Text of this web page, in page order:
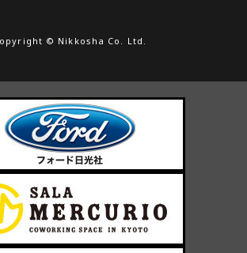
© Nikkosha Co. Ltd.